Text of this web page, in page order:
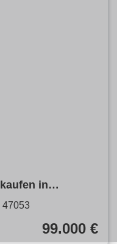
in
47053
99.000 €